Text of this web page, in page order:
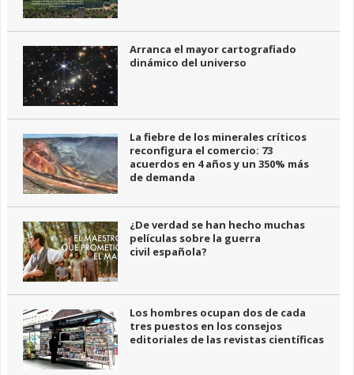
Arranca el mayor cartografiado
dinámico del universo
La fiebre de los minerales críticos
reconfigura el comercio: 73
acuerdos en 4 años y un 350% más
de demanda
¿De verdad se han hecho muchas
películas sobre la guerra
civil española?
Los hombres ocupan dos de cada
tres puestos en los consejos
editoriales de las revistas científicas